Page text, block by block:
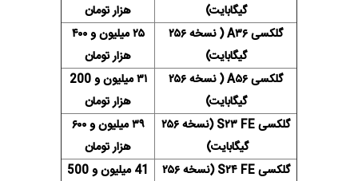
گیگابایت)
هزار تومان
گلکسی A۳۶ ( نسخه ۲۵۶
گیگابایت)
۲۵ میلیون و ۴۰۰
هزار تومان
گلکسی A۵۶ ( نسخه ۲۵۶
گیگابایت)
۳۱ میلیون و 200
هزار تومان
گلکسی S۲۳ FE (نسخه ۲۵۶
گیگابایت)
۳۹ میلیون و ۶۰۰
هزار تومان
گلکسی S۲۴ FE (نسخه ۲۵۶
41 میلیون و 500